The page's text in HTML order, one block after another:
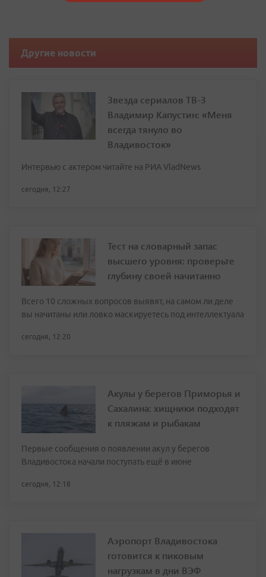
Другие новости
Звезда сериалов ТВ-3
Владимир Капустин: «Меня
всегда тянуло во
Владивосток»
Интервью с актером читайте на РИА VladNews
сегодня, 12:27
Тест на словарный запас
высшего уровня: проверьте
глубину своей начитанно
Всего 10 сложных вопросов выявят, на самом ли деле
вы начитаны или ловко маскируетесь под интеллектуала
сегодня, 12:20
Акулы у берегов Приморья и
Сахалина: хищники подходят
к пляжам и рыбакам
Первые сообщения о появлении акул у берегов
Владивостока начали поступать ещё в июне
сегодня, 12:18
Аэропорт Владивостока
готовится к пиковым
нагрузкам в дни ВЭФ